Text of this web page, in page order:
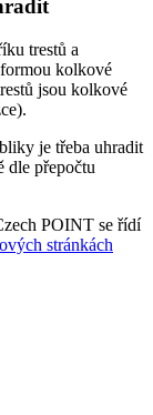
trestů a
kolkové
jsou kolkové
je třeba uhradit
dle přepočtu
POINT se řídí
stránkách